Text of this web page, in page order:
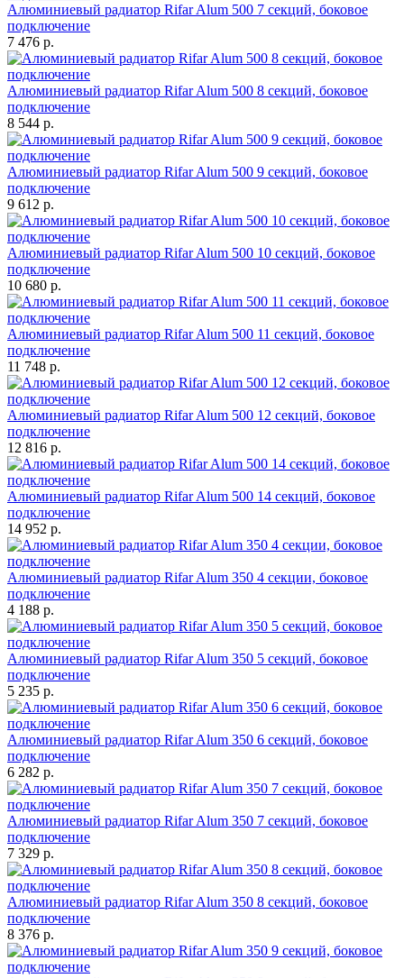
Алюминиевый радиатор Rifar Alum 500 7 секций, боковое
подключение
7 476 р.
Алюминиевый радиатор Rifar Alum 500 8 секций, боковое
подключение
8 544 р.
Алюминиевый радиатор Rifar Alum 500 9 секций, боковое
подключение
9 612 р.
Алюминиевый радиатор Rifar Alum 500 10 секций, боковое
подключение
10 680 р.
Алюминиевый радиатор Rifar Alum 500 11 секций, боковое
подключение
11 748 р.
Алюминиевый радиатор Rifar Alum 500 12 секций, боковое
подключение
12 816 р.
Алюминиевый радиатор Rifar Alum 500 14 секций, боковое
подключение
14 952 р.
Алюминиевый радиатор Rifar Alum 350 4 секции, боковое
подключение
4 188 р.
Алюминиевый радиатор Rifar Alum 350 5 секций, боковое
подключение
5 235 р.
Алюминиевый радиатор Rifar Alum 350 6 секций, боковое
подключение
6 282 р.
Алюминиевый радиатор Rifar Alum 350 7 секций, боковое
подключение
7 329 р.
Алюминиевый радиатор Rifar Alum 350 8 секций, боковое
подключение
8 376 р.